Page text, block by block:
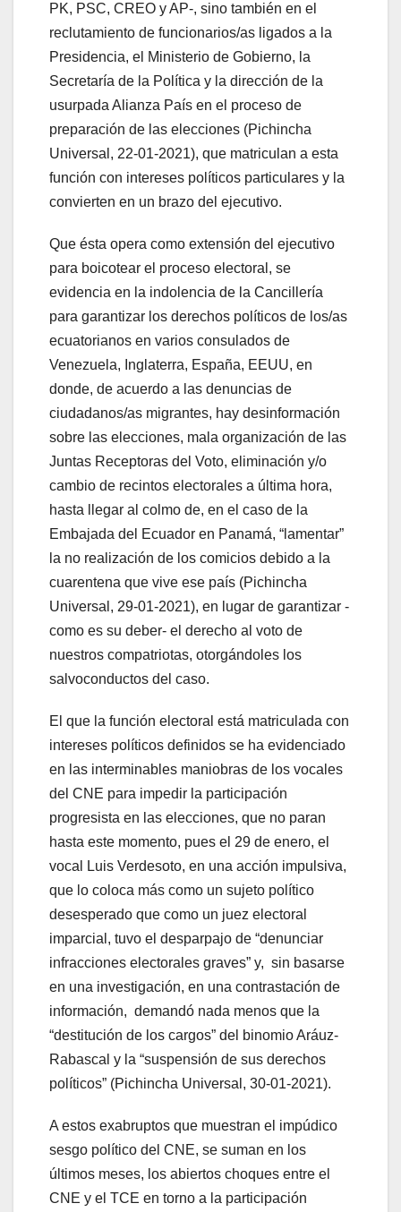
PK, PSC, CREO y AP-, sino también en el
reclutamiento de funcionarios/as ligados a la
Presidencia, el Ministerio de Gobierno, la
Secretaría de la Política y la dirección de la
usurpada Alianza País en el proceso de
preparación de las elecciones (Pichincha
Universal, 22-01-2021), que matriculan a esta
función con intereses políticos particulares y la
convierten en un brazo del ejecutivo.
Que ésta opera como extensión del ejecutivo
para boicotear el proceso electoral, se
evidencia en la indolencia de la Cancillería
para garantizar los derechos políticos de los/as
ecuatorianos en varios consulados de
Venezuela, Inglaterra, España, EEUU, en
donde, de acuerdo a las denuncias de
ciudadanos/as migrantes, hay desinformación
sobre las elecciones, mala organización de las
Juntas Receptoras del Voto, eliminación y/o
cambio de recintos electorales a última hora,
hasta llegar al colmo de, en el caso de la
Embajada del Ecuador en Panamá, “lamentar”
la no realización de los comicios debido a la
cuarentena que vive ese país (Pichincha
Universal, 29-01-2021), en lugar de garantizar -
como es su deber- el derecho al voto de
nuestros compatriotas, otorgándoles los
salvoconductos del caso.
El que la función electoral está matriculada con
intereses políticos definidos se ha evidenciado
en las interminables maniobras de los vocales
del CNE para impedir la participación
progresista en las elecciones, que no paran
hasta este momento, pues el 29 de enero, el
vocal Luis Verdesoto, en una acción impulsiva,
que lo coloca más como un sujeto político
desesperado que como un juez electoral
imparcial, tuvo el desparpajo de “denunciar
infracciones electorales graves” y, sin basarse
en una investigación, en una contrastación de
información, demandó nada menos que la
“destitución de los cargos” del binomio Aráuz-
Rabascal y la “suspensión de sus derechos
políticos” (Pichincha Universal, 30-01-2021).
A estos exabruptos que muestran el impúdico
sesgo político del CNE, se suman en los
últimos meses, los abiertos choques entre el
CNE y el TCE en torno a la participación